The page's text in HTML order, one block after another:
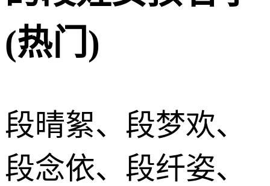
(热门)
段晴絮、段梦欢、
段念依、段纤姿、